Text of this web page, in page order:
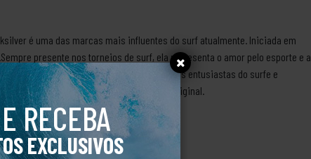
RECEBA
EXCLUSIVOS
é uma das marcas mais influentes do surf atualmente. Iniciada em
presente nos torneios de surf, ela representa o amor pelo esporte e a
marca produz roupas e acessórios para os entusiastas do surfe e
no mundo do skateboard.Produto Original.